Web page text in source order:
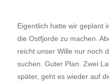
Eigentlich hatte wir geplant
die Ostfjorde zu machen.
reicht unser Wille nur noch
suchen. Guter Plan. Zwei
später, geht es wieder auf